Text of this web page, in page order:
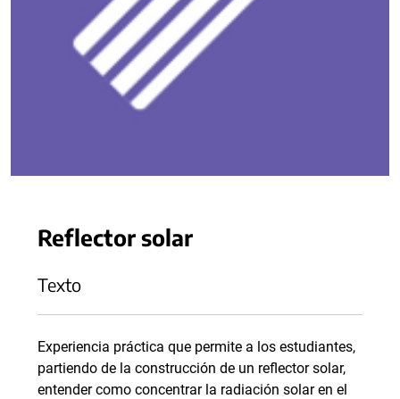
Reflector solar
Texto
Experiencia práctica que permite a los estudiantes,
partiendo de la construcción de un reflector solar,
entender como concentrar la radiación solar en el